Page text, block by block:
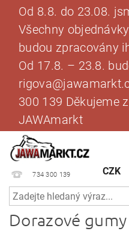
Od 8.8. do 23.08.
Všechny
budou zpracovány
Od 17.8. – 23.8.
300 139 Děkujeme
JAWAmarkt
734 300 139 CZK
Dorazové gumy